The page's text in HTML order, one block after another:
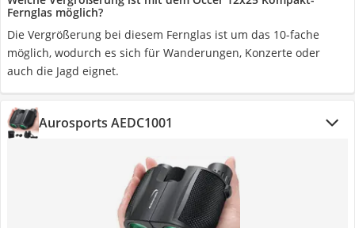
Fernglas möglich?
Die Vergrößerung bei diesem Fernglas ist um das 10-fache
möglich, wodurch es sich für Wanderungen, Konzerte oder
auch die Jagd eignet.
Aurosports AEDC1001